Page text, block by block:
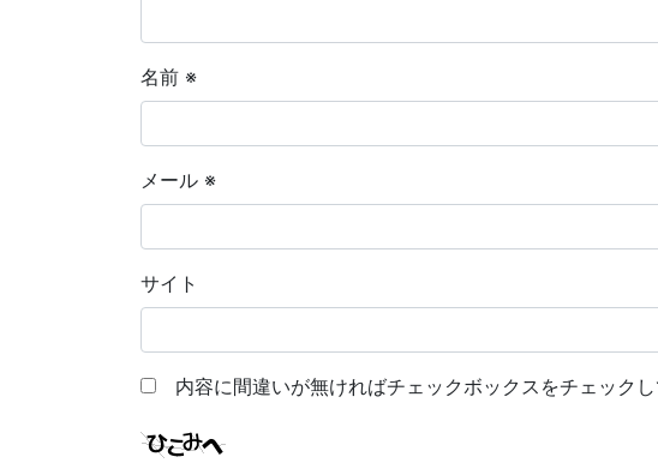
名前 ※
メール ※
サイト
内容に間違いが無ければチェックボックスをチェックし